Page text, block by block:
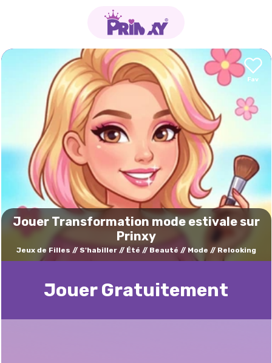
Jouer Transformation mode estivale sur
Prinxy
Jeux de Filles S'habiller Été Beauté Mode Relooking
Jouer Gratuitement